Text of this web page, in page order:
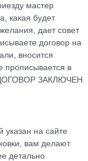
мастер
какая будет
дает совет
договор на
вносится
прописывается в
ДОГОВОР ЗАКЛЮЧЕН.
указан на сайте
вам делают
детально